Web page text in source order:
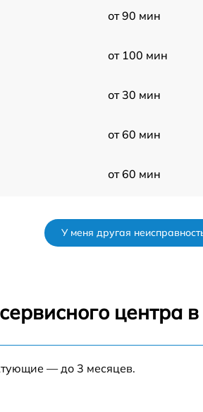
от 90 мин
от 100 мин
от 30 мин
от 60 мин
от 60 мин
от 60 мин
У меня другая
центра
— до 3 месяцев.